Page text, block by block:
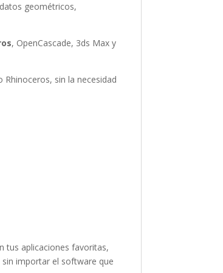
geométricos,
, OpenCascade, 3ds Max y
sin la necesidad
tus aplicaciones favoritas,
importar el software que